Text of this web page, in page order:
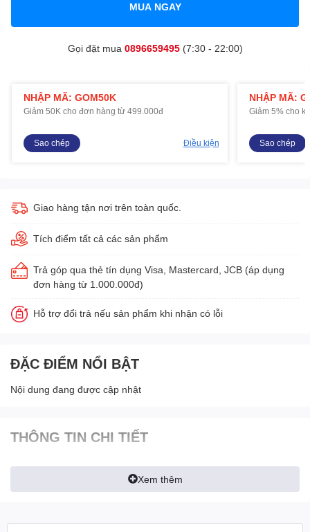
MUA NGAY
Gọi đặt mua 0896659495(7:30 - 22:00)
NHẬP MÃ: GOM50K
Giảm 50K cho đơn hàng từ 499.000đ
Sao chép Điều kiện
NHẬP MÃ:
Giảm 5% cho
Sao chép
Giao hàng tận nơi trên toàn quốc.
Tích điểm tất cả các sản phẩm
Trả góp qua thẻ tín dụng Visa, Mastercard, JCB (áp dụng
đơn hàng từ 1.000.000đ)
Hỗ trợ đổi trả nếu sản phẩm khi nhận có lỗi
ĐẶC ĐIỂM NỔI BẬT
Nội dung đang được cập nhật
THÔNG TIN CHI TIẾT
Xem thêm